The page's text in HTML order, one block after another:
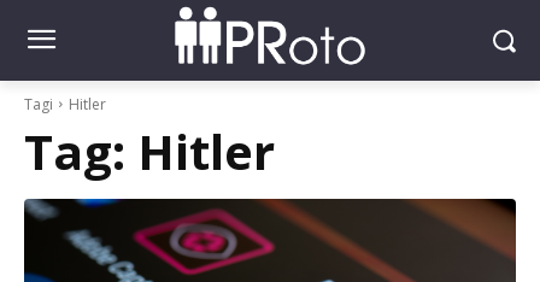
Tagi Hitler
Tag: Hitler